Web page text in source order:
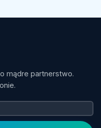
mądre partnerstwo.